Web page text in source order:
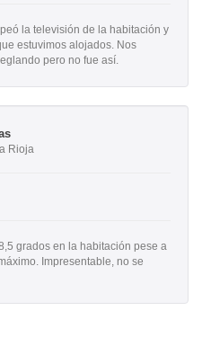
la televisión de la habitación y
estuvimos alojados. Nos
pero no fue así.
Rioja
grados en la habitación pese a
Impresentable, no se